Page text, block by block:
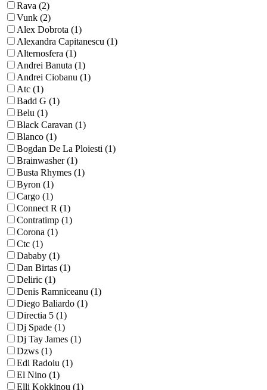
Rava (2)
Vunk (2)
Alex Dobrota (1)
Alexandra Capitanescu (1)
Alternosfera (1)
Andrei Banuta (1)
Andrei Ciobanu (1)
Atc (1)
Badd G (1)
Belu (1)
Black Caravan (1)
Blanco (1)
Bogdan De La Ploiesti (1)
Brainwasher (1)
Busta Rhymes (1)
Byron (1)
Cargo (1)
Connect R (1)
Contratimp (1)
Corona (1)
Ctc (1)
Dababy (1)
Dan Birtas (1)
Deliric (1)
Denis Ramniceanu (1)
Diego Baliardo (1)
Directia 5 (1)
Dj Spade (1)
Dj Tay James (1)
Dzws (1)
Edi Radoiu (1)
El Nino (1)
Elli Kokkinou (1)